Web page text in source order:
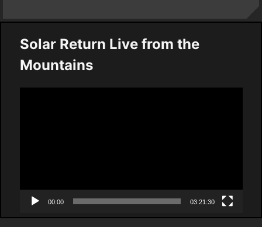
Solar Return Live from the
Mountains
00:00 03:21:30